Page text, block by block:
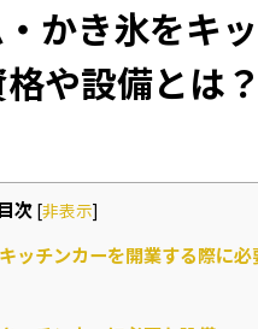
かき氷をキ
や設備とは？
目次 [非表示]
ッチンカーを開業する際に